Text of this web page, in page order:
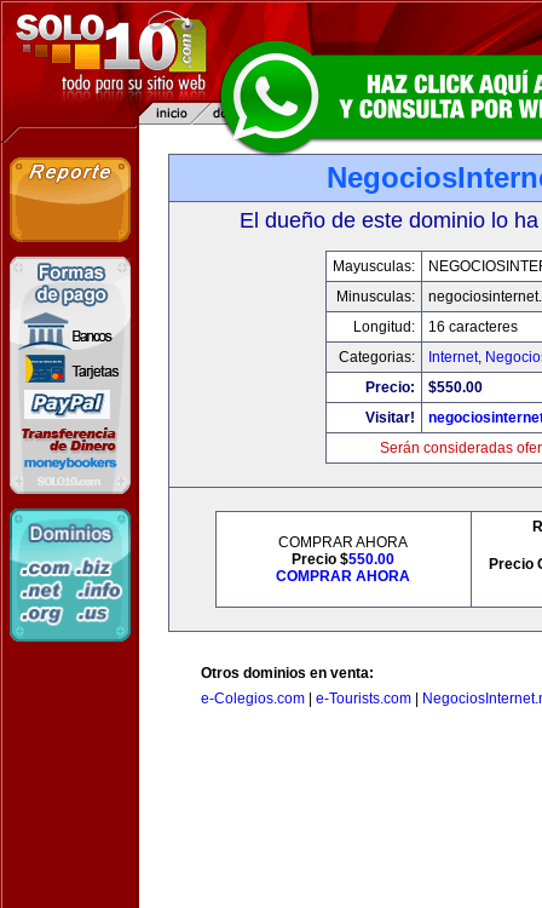
El dueño de este dominio lo
Mayusculas:
Minusculas:
Longitud:
16 caracteres
Categorias:
Internet,
Precio:
$550.00
Visitar!
Serán consideradas
COMPRAR AHORA
Precio $550.00
COMPRAR AHORA
Precio
Otros dominios en venta:
e-Colegios.com
e-Tourists.com